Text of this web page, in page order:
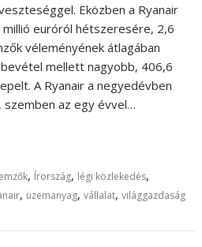
Eközben a Ryanair
euróról hétszeresére, 2,6
véleményének átlagában
mellett nagyobb, 406,6
A Ryanair a negyedévben
szemben az egy évvel…
, Írország, légi közlekedés,
, üzemanyag,vállalat,világgazdaság